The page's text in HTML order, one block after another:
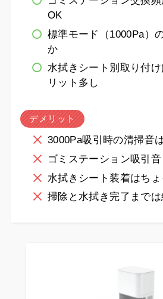
OK
標準モード（1000Pa）
か
水拭きシート別取り付
リット多し
デメリット
3000Pa吸引時の清掃音
ゴミステーション吸引
水拭きシート装着はちょ
掃除と水拭き完了まで